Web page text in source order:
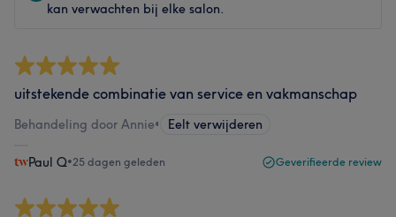
kan verwachten bij elke salon.
uitstekende combinatie van service en vakmanschap
Behandeling door Annie• Eelt verwijderen
Paul Q•25 dagen geleden Geverifieerde review